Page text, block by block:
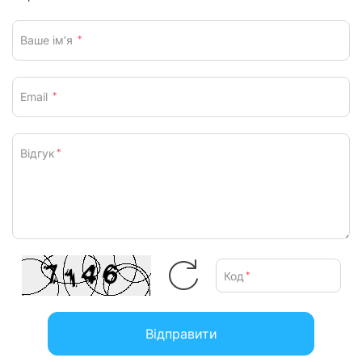
Ваше ім’я *
Email *
Відгук *
Код *
Відправити